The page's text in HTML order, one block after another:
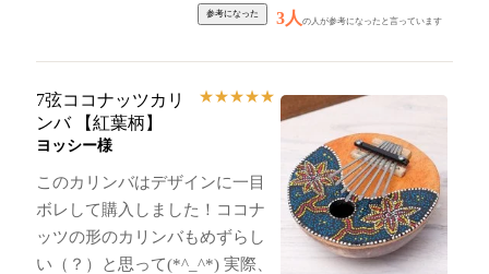
3人の人が参考になったと言っています
7弦ココナッツカリ
ンバ 【紅葉柄】
★★★★★
ヨッシー様
このカリンバはデザインに一目
ボレして購入しました！ココナ
ッツの形のカリンバもめずらし
い（？）と思って(*^_^*) 実際、